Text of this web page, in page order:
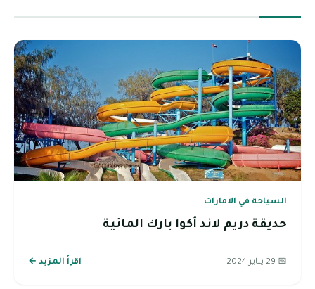
السياحة في الامارات
حديقة دريم لاند أكوا بارك المائية
📅 29 يناير 2024 اقرأ المزيد ←